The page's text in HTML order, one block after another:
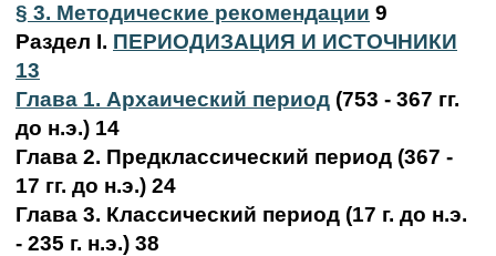
§ 3. Методические рекомендации 9
Раздел I. ПЕРИОДИЗАЦИЯ И ИСТОЧНИКИ
13
Глава 1. Архаический период (753 - 367 гг.
до н.э.) 14
Глава 2. Предклассический период (367 -
17 гг. до н.э.) 24
Глава 3. Классический период (17 г. до н.э.
- 235 г. н.э.) 38